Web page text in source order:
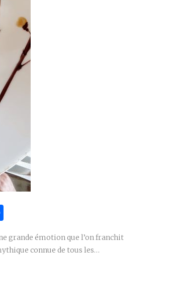
grande émotion que l’on franchit
connue de tous les…